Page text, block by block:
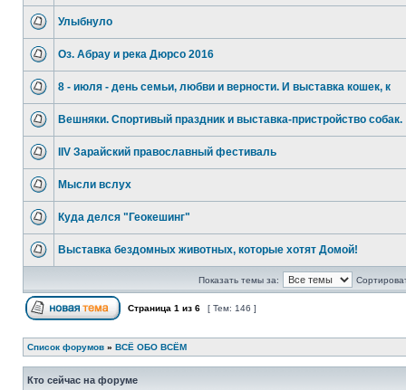
Улыбнуло
Оз. Абрау и река Дюрсо 2016
8 - июля - день семьи, любви и верности. И выставка кошек, к
Вешняки. Спортивый праздник и выставка-пристройство собак.
IIV Зарайский православный фестиваль
Мысли вслух
Куда делся "Геокешинг"
Выставка бездомных животных, которые хотят Домой!
Показать темы за:
Страница 1 из 6 [ Тем: 146 ]
Список форумов » ВСЁ ОБО ВСЁМ
Кто сейчас на форуме